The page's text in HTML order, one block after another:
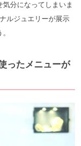
分になってしまいま
ルジュエリーが展示
ったメニューが